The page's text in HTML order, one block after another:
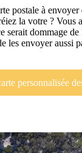
postale à
la votre ? Vous
serait dommage de
les envoyer aussi
personnalisée